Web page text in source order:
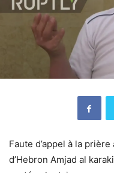
Faute d’appel à la
d’Hebron Amjad al